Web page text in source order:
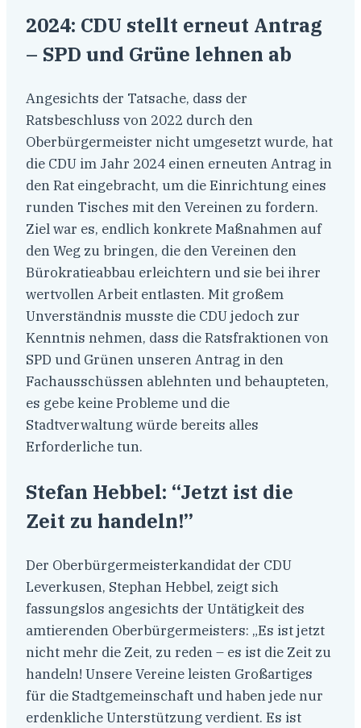
2024: CDU stellt erneut Antrag
– SPD und Grüne lehnen ab
Angesichts der Tatsache, dass der
Ratsbeschluss von 2022 durch den
Oberbürgermeister nicht umgesetzt wurde, hat
die CDU im Jahr 2024 einen erneuten Antrag in
den Rat eingebracht, um die Einrichtung eines
runden Tisches mit den Vereinen zu fordern.
Ziel war es, endlich konkrete Maßnahmen auf
den Weg zu bringen, die den Vereinen den
Bürokratieabbau erleichtern und sie bei ihrer
wertvollen Arbeit entlasten. Mit großem
Unverständnis musste die CDU jedoch zur
Kenntnis nehmen, dass die Ratsfraktionen von
SPD und Grünen unseren Antrag in den
Fachausschüssen ablehnten und behaupteten,
es gebe keine Probleme und die
Stadtverwaltung würde bereits alles
Erforderliche tun.
Stefan Hebbel: “Jetzt ist die
Zeit zu handeln!”
Der Oberbürgermeisterkandidat der CDU
Leverkusen, Stephan Hebbel, zeigt sich
fassungslos angesichts der Untätigkeit des
amtierenden Oberbürgermeisters: „Es ist jetzt
nicht mehr die Zeit, zu reden – es ist die Zeit zu
handeln! Unsere Vereine leisten Großartiges
für die Stadtgemeinschaft und haben jede nur
erdenkliche Unterstützung verdient. Es ist